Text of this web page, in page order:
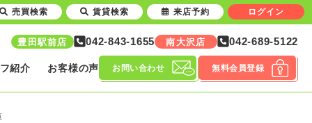
豊田駅前店 042-843-1655 南大沢店 042-689-5122
紹介 お客様の声 お問い合わせ 無料会員登録
売買検索 賃貸検索 来店予約 ログイン